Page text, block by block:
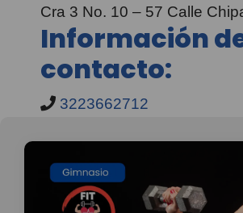
Cra 3 No. 10 – 57 Calle
Información
contacto:
3223662712